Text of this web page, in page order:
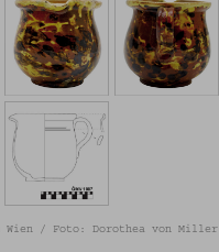
Wien / Foto: Dorothea von Miller